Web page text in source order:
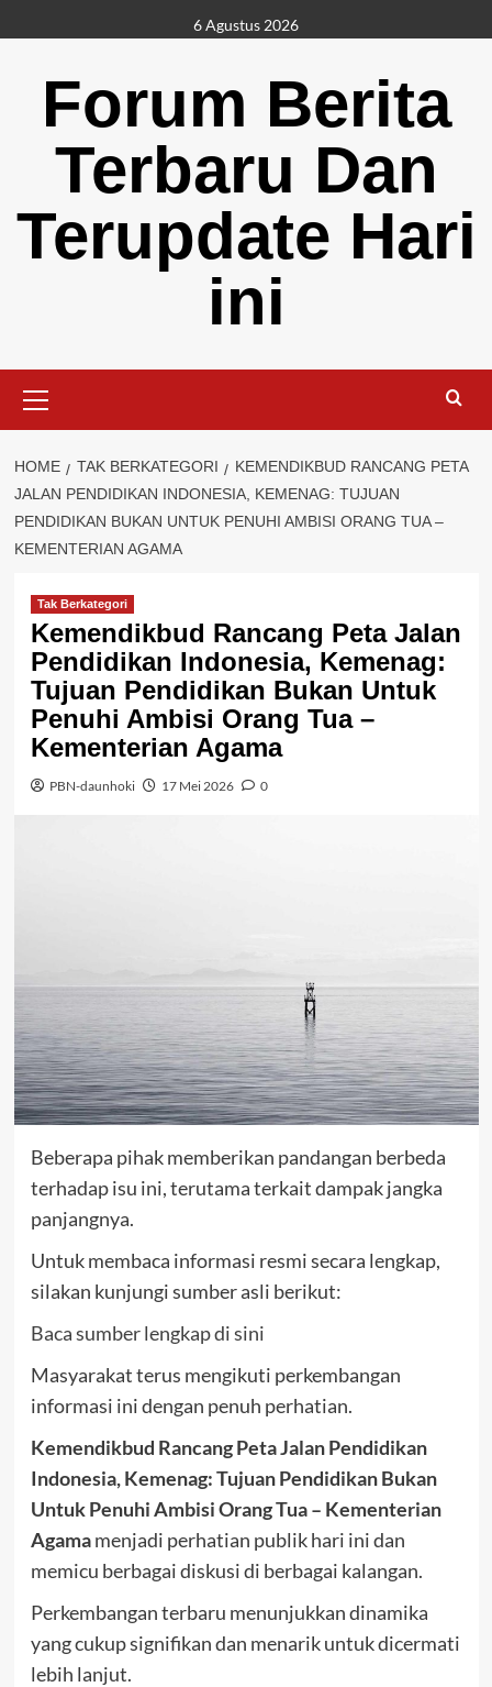
to
6 Agustus 2026
Forum Berita
Terbaru Dan
Terupdate Hari
ini
Menu
HOME TAK BERKATEGORI
KEMENDIKBUD RANCANG PETA
JALAN PENDIDIKAN INDONESIA, KEMENAG: TUJUAN
PENDIDIKAN BUKAN UNTUK PENUHI AMBISI ORANG TUA –
KEMENTERIAN AGAMA
Tak Berkategori
Kemendikbud Rancang Peta Jalan
Pendidikan Indonesia, Kemenag:
Tujuan Pendidikan Bukan Untuk
Penuhi Ambisi Orang Tua –
Kementerian Agama
PBN-daunhoki 17 Mei 2026 0
Beberapa pihak memberikan pandangan berbeda
terhadap isu ini, terutama terkait dampak jangka
panjangnya.
Untuk membaca informasi resmi secara lengkap,
silakan kunjungi sumber asli berikut:
Baca sumber lengkap di sini
Masyarakat terus mengikuti perkembangan
informasi ini dengan penuh perhatian.
Kemendikbud Rancang Peta Jalan Pendidikan
Indonesia, Kemenag: Tujuan Pendidikan Bukan
Untuk Penuhi Ambisi Orang Tua – Kementerian
Agamamenjadi perhatian publik hari ini dan
memicu berbagai diskusi di berbagai kalangan.
Perkembangan terbaru menunjukkan dinamika
yang cukup signifikan dan menarik untuk dicermati
lebih lanjut.